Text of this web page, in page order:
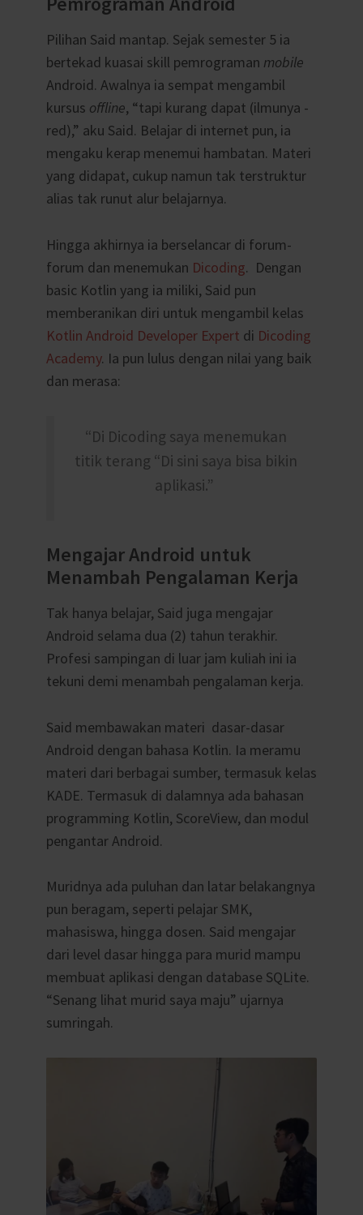
Pilihan Said mantap. Sejak semester 5 ia
bertekad kuasai skill pemrograman mobile
Android. Awalnya ia sempat mengambil
kursus offline, “tapi kurang dapat (ilmunya -
red),” aku Said. Belajar di internet pun, ia
mengaku kerap menemui hambatan. Materi
yang didapat, cukup namun tak terstruktur
alias tak runut alur belajarnya.
Hingga akhirnya ia berselancar di forum-
forum dan menemukan Dicoding. Dengan
basic Kotlin yang ia miliki, Said pun
memberanikan diri untuk mengambil kelas
Kotlin Android Developer Expert di Dicoding
Academy. Ia pun lulus dengan nilai yang baik
dan merasa:
“Di Dicoding saya menemukan
titik terang “Di sini saya bisa bikin
aplikasi.”
Mengajar Android untuk
Menambah Pengalaman Kerja
Tak hanya belajar, Said juga mengajar
Android selama dua (2) tahun terakhir.
Profesi sampingan di luar jam kuliah ini ia
tekuni demi menambah pengalaman kerja.
Said membawakan materi dasar-dasar
Android dengan bahasa Kotlin. Ia meramu
materi dari berbagai sumber, termasuk kelas
KADE. Termasuk di dalamnya ada bahasan
programming Kotlin, ScoreView, dan modul
pengantar Android.
Muridnya ada puluhan dan latar belakangnya
pun beragam, seperti pelajar SMK,
mahasiswa, hingga dosen. Said mengajar
dari level dasar hingga para murid mampu
membuat aplikasi dengan database SQLite.
“Senang lihat murid saya maju” ujarnya
sumringah.